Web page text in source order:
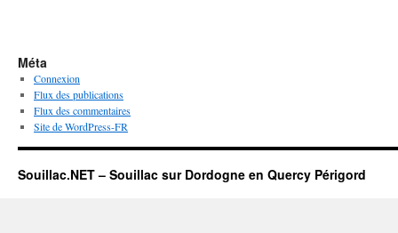
Méta
Connexion
Flux des publications
Flux des commentaires
Site de WordPress-FR
Souillac.NET – Souillac sur Dordogne en Quercy Périgord